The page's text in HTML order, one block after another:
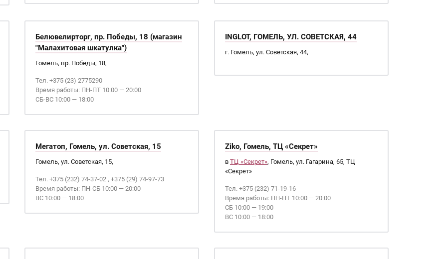
Белювелирторг, пр. Победы, 18 (магазин
"Малахитовая шкатулка")
Гомель, пр. Победы, 18,
Тел. +375 (23) 2775290
Время работы: ПН-ПТ 10:00 — 20:00
СБ-ВС 10:00 — 18:00
INGLOT, ГОМЕЛЬ, УЛ. СОВЕТСКАЯ, 44
г. Гомель, ул. Советская, 44,
Мегатоп, Гомель, ул. Советская, 15
Гомель, ул. Советская, 15,
Тел. +375 (232) 74-37-02 , +375 (29) 74-97-73
Время работы: ПН-СБ 10:00 — 20:00
ВС 10:00 — 18:00
Ziko, Гомель, ТЦ «Секрет»
в ТЦ «Секрет», Гомель, ул. Гагарина, 65, ТЦ
«Секрет»
Тел. +375 (232) 71-19-16
Время работы: ПН-ПТ 10:00 — 20:00
СБ 10:00 — 19:00
ВС 10:00 — 18:00